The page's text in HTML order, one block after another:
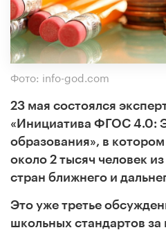
Фото: info-god.com
23 мая состоялся
«Инициатива ФГОС 4.0:
образования», в
около 2 тысяч человек
стран ближнего и
Это уже третье
школьных стандартов за